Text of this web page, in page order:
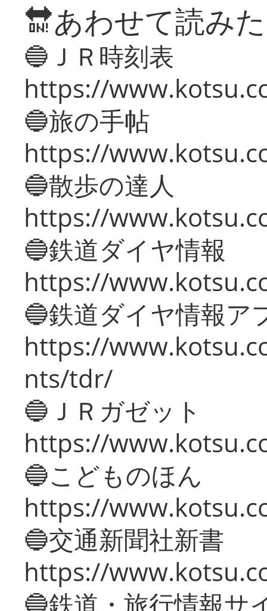
🔛あわせて読み
🔵ＪＲ時刻表
https://
🔵旅の手帖
https://
🔵散歩の達人
https://
🔵鉄道ダイヤ情報
https://
🔵鉄道ダイヤ情報ア
https://
nts/tdr/
🔵ＪＲガゼット
https://
🔵こどものほん
https://
🔵交通新聞社新書
https://
🔵鉄道・旅行情報サ